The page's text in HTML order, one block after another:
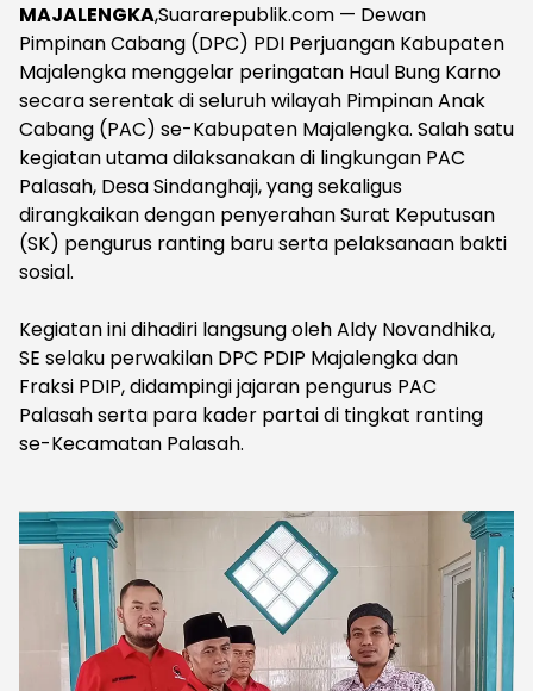
MAJALENGKA,Suararepublik.com — Dewan
Pimpinan Cabang (DPC) PDI Perjuangan Kabupaten
Majalengka menggelar peringatan Haul Bung Karno
secara serentak di seluruh wilayah Pimpinan Anak
Cabang (PAC) se-Kabupaten Majalengka. Salah satu
kegiatan utama dilaksanakan di lingkungan PAC
Palasah, Desa Sindanghaji, yang sekaligus
dirangkaikan dengan penyerahan Surat Keputusan
(SK) pengurus ranting baru serta pelaksanaan bakti
sosial.
‎Kegiatan ini dihadiri langsung oleh Aldy Novandhika,
SE selaku perwakilan DPC PDIP Majalengka dan
Fraksi PDIP, didampingi jajaran pengurus PAC
Palasah serta para kader partai di tingkat ranting
se-Kecamatan Palasah.